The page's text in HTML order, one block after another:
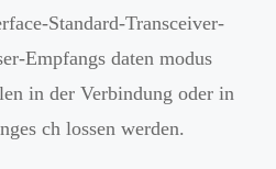
Standard-Transceiver-
Empfangs daten modus
in der Verbindung oder in
ch lossen werden.